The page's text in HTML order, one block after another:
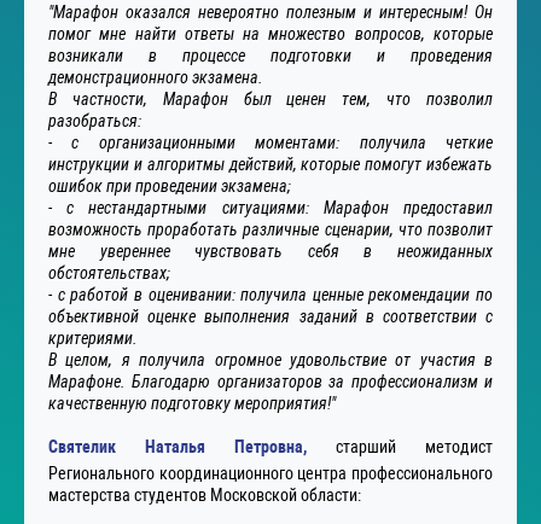
"Марафон оказался невероятно полезным и интересным! Он
помог мне найти ответы на множество вопросов, которые
возникали в процессе подготовки и проведения
демонстрационного экзамена.
В частности, Марафон был ценен тем, что позволил
разобраться:
- с организационными моментами: получила четкие
инструкции и алгоритмы действий, которые помогут избежать
ошибок при проведении экзамена;
- с нестандартными ситуациями: Марафон предоставил
возможность проработать различные сценарии, что позволит
мне увереннее чувствовать себя в неожиданных
обстоятельствах;
- с работой в оценивании: получила ценные рекомендации по
объективной оценке выполнения заданий в соответствии с
критериями.
В целом, я получила огромное удовольствие от участия в
Марафоне. Благодарю организаторов за профессионализм и
качественную подготовку мероприятия!"
Святелик Наталья Петровна, старший методист
Регионального координационного центра профессионального
мастерства студентов Московской области: